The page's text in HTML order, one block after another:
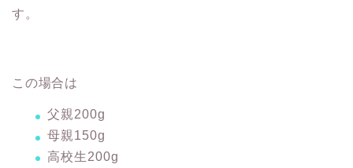
す。
この場合は
父親200g
母親150g
高校生200g